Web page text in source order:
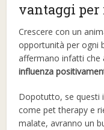
vantaggi
Crescere con un
opportunità per ogni
affermano infatti che
influenza
Dopotutto, se questi
come pet therapy e
malate, avranno un